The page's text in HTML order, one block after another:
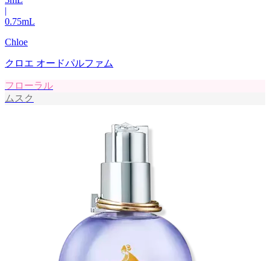
|
0.75mL
Chloe
クロエ オードパルファム
フローラル
ムスク